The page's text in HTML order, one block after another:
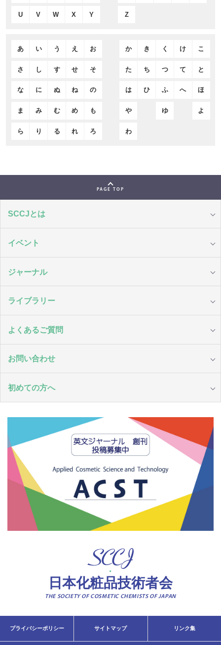
U V W X Y Z
あ い う え お か き く け こ
さ し す せ そ た ち つ て と
な に ぬ ね の は ひ ふ へ ほ
ま み む め も や ゆ よ
ら り る れ ろ わ
PAGE TOP
SCCJとは
イベント
ジャーナル
ライブラリー
よくあるご質問
お問い合わせ
初めての方へ
日本化粧品技術者会
THE SOCIETY OF COSMETIC CHEMISTS OF JAPAN
プライバシーポリシー サイトマップ リンク集